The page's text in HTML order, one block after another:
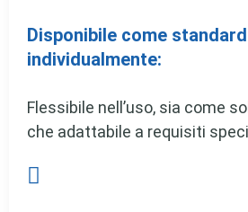
Disponibile come
individualmente:
Flessibile nell’uso, sia come
che adattabile a requisiti
